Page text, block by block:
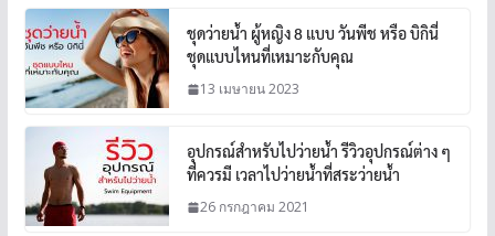
ชุดว่ายน้ำ ผู้หญิง 8 แบบ วันพีช หรือ บิกินี่
ชุดแบบไหนที่เหมาะกับคุณ
13 เมษายน 2023
อุปกรณ์สำหรับไปว่ายน้ำ รีวิวอุปกรณ์ต่าง ๆ
ที่ควรมี เวลาไปว่ายน้ำที่สระว่ายน้ำ
26 กรกฎาคม 2021